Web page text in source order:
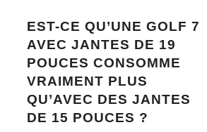
EST-CE QU’UNE GOLF 7
AVEC JANTES DE 19
POUCES CONSOMME
VRAIMENT PLUS
QU’AVEC DES JANTES
DE 15 POUCES ?